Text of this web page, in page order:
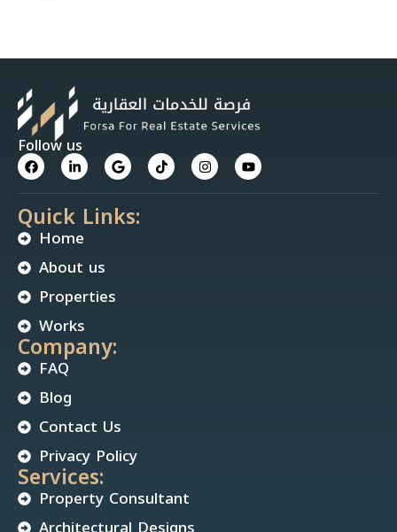
Follow us
Quick Links:
Home
About us
Properties
Works
Company:
FAQ
Blog
Contact Us
Privacy Policy
Services:
Property Consultant